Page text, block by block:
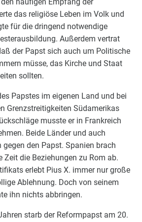
das religiöse Leben im Volk und
für die dringend notwendige
Außerdem vertrat
der Papst sich auch um Politische
müsse, das Kirche und Staat
sollten.
Papstes im eigenen Land und bei
Grenzstreitigkeiten Südamerikas
musste er in Frankreich
Beide Länder und auch
den Papst. Spanien brach
Zeit die Beziehungen zu Rom ab.
erlebt Pius X. immer nur große
Ablehnung. Doch von seinem
ihn nichts abbringen.
starb der Reformpapst am 20.